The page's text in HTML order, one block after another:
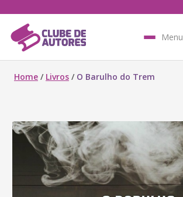
Menu
Home / Livros / O Barulho do Trem